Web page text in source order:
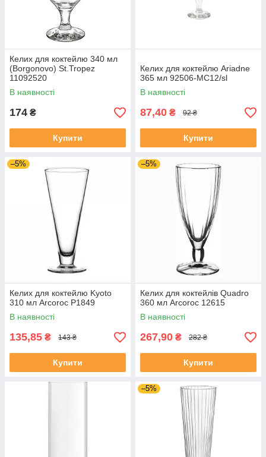
Келих для коктейлю 340 мл
(Borgonovo) St.Tropez
11092520
В наявності
174 ₴
Купити
Келих для коктейлю Ariadne
365 мл 92506-МС12/sl
В наявності
87,40 ₴ 92 ₴
Купити
–5%
Келих для коктейлю Kyoto
310 мл Arcoroc P1849
В наявності
135,85 ₴ 143 ₴
Купити
–5%
Келих для коктейлів Quadro
360 мл Arcoroc 12615
В наявності
267,90 ₴ 282 ₴
Купити
–5%